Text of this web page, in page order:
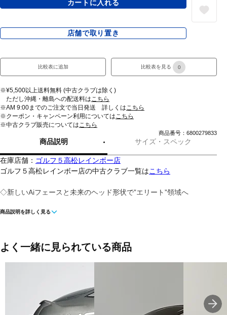
カートに入れる
店舗で取り置き
比較表に追加 比較表を見る 0
※¥5,500以上送料無料 (中古クラブは除く)
ただし沖縄・離島への配送料はこちら
※AM 9:00までのご注文で当日発送 詳しくはこちら
※クーポン・キャンペーン利用についてはこちら
※中古クラブ販売についてはこちら
商品番号：6800279833
商品説明 サイズ・スペック
在庫店舗： ゴルフ５高松レインボー店
ゴルフ５高松レインボー店の中古クラブ一覧はこちら
◇新しいAiフェースと未来のヘッド形状で”エリート”領域へ
◇・All BLACK仕上げ（NIGHT EDITION)・Ai10Xフェース：前作の
■ヘッド素材・製法(ボディ)：8-1-1 チタンボディ＋サーモフォージ
ドカーボンクラウン＋バックウェイト約13g
商品説明を詳しく見る
よく一緒に見られている商品